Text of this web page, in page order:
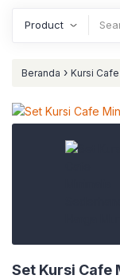
Beranda › Kursi
Set Kursi Cafe